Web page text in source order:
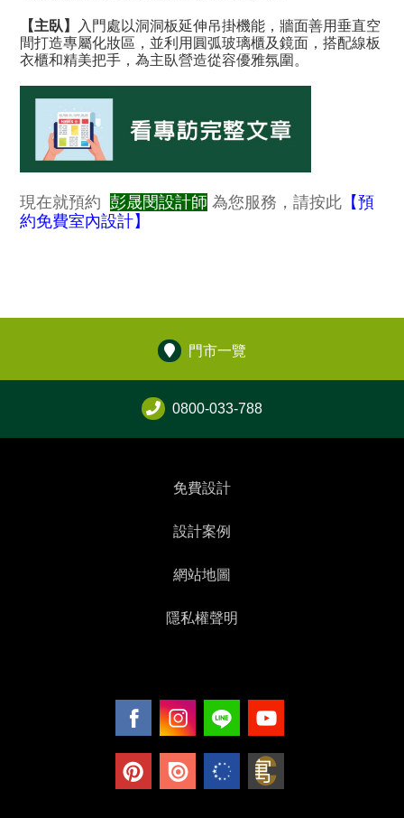
【主臥】
入門處以洞洞板延伸吊掛機能，牆面善用垂直空
間打造專屬化妝區，並利用圓弧玻璃櫃及鏡面，搭配線板
衣櫃和精美把手，為主臥營造從容優雅氛圍。
現在就預約彭晟閔設計師 為您服務，請按此 【預
約免費室內設計】
門市一覽
0800-033-788
免費設計
設計案例
網站地圖
隱私權聲明